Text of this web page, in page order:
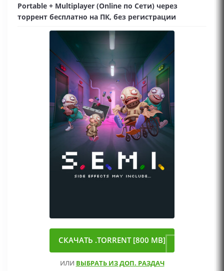
Portable + Multiplayer (Online по Сети) через
торрент бесплатно на ПК, без регистрации
СКАЧАТЬ .TORRENT [800 MB]
ИЛИ ВЫБРАТЬ ИЗ ДОП. РАЗДАЧ